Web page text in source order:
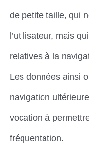
de petite taille, qui
l’utilisateur, mais
relatives à la
Les données ainsi
navigation
vocation à
fréquentation.